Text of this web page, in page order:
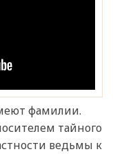
фамилии.
тайного
ведьмы к